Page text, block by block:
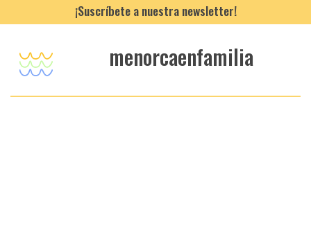
¡Suscríbete a nuestra newsletter!
menorcaenfamilia